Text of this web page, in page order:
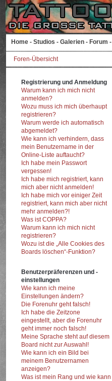
Home - Studios - Galerien - Forum -
Foren-Übersicht
Registrierung und Anmeldung
Warum kann ich mich nicht
anmelden?
Wozu muss ich mich überhaupt
registrieren?
Warum werde ich automatisch
abgemeldet?
Wie kann ich verhindern, dass
mein Benutzername in der
Online-Liste auftaucht?
Ich habe mein Passwort
vergessen!
Ich habe mich registriert, kann
mich aber nicht anmelden!
Ich habe mich vor einiger Zeit
registriert, kann mich aber nicht
mehr anmelden?!
Was ist COPPA?
Warum kann ich mich nicht
registrieren?
Wozu ist die „Alle Cookies des
Boards löschen“-Funktion?
Benutzerpräferenzen und -
einstellungen
Wie kann ich meine
Einstellungen ändern?
Die Forenuhr geht falsch!
Ich habe die Zeitzone
eingestellt, aber die Forenuhr
geht immer noch falsch!
Meine Sprache steht auf diesem
Board nicht zur Auswahl!
Wie kann ich ein Bild bei
meinem Benutzernamen
anzeigen?
Was ist mein Rang und wie kann